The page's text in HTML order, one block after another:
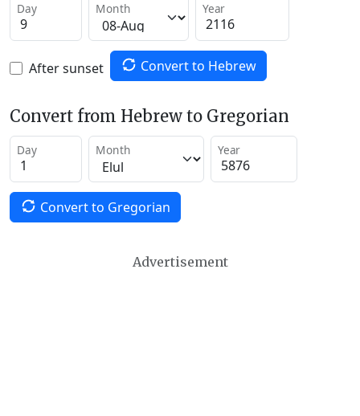
Day Month Year
After sunset Convert to Hebrew
Convert from Hebrew to Gregorian
Day Month Year
Convert to Gregorian
Advertisement